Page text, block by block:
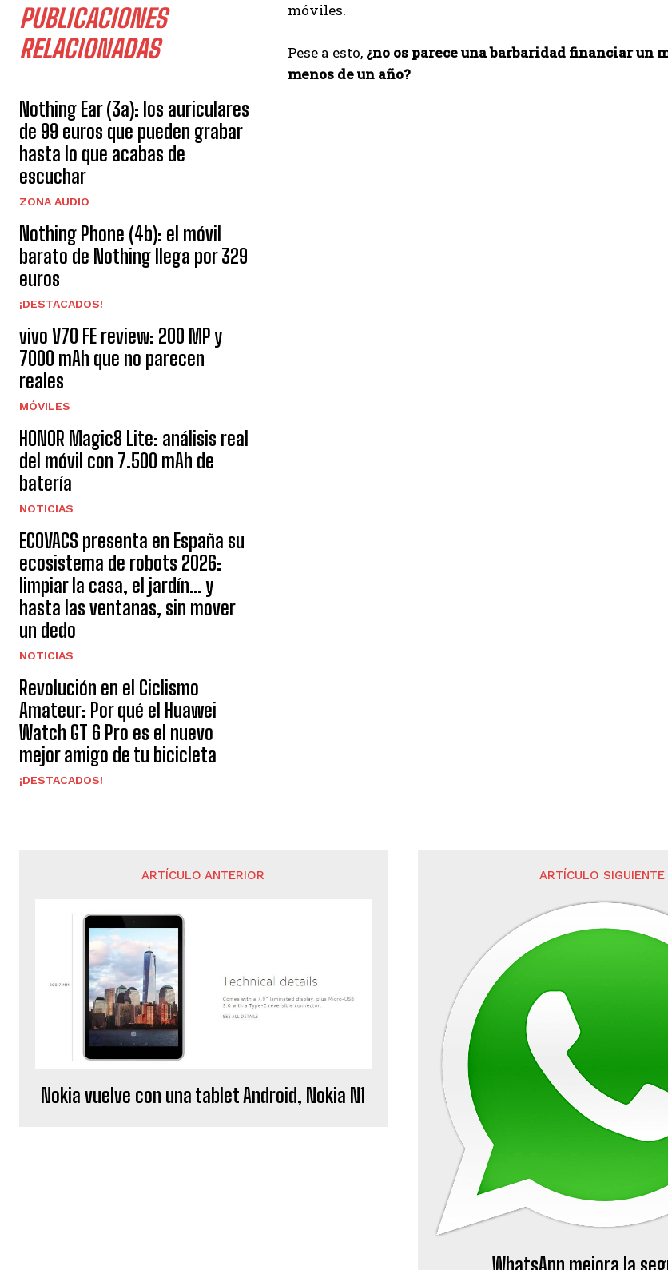
PUBLICACIONES
RELACIONADAS
Nothing Ear (3a): los auriculares
de 99 euros que pueden grabar
hasta lo que acabas de
escuchar
ZONA AUDIO
Nothing Phone (4b): el móvil
barato de Nothing llega por 329
euros
¡DESTACADOS!
vivo V70 FE review: 200 MP y
7000 mAh que no parecen
reales
MÓVILES
HONOR Magic8 Lite: análisis real
del móvil con 7.500 mAh de
batería
NOTICIAS
ECOVACS presenta en España su
ecosistema de robots 2026:
limpiar la casa, el jardín… y
hasta las ventanas, sin mover
un dedo
NOTICIAS
Revolución en el Ciclismo
Amateur: Por qué el Huawei
Watch GT 6 Pro es el nuevo
mejor amigo de tu bicicleta
¡DESTACADOS!
móviles.
Pese a esto, ¿no os parece una barbaridad financiar un
menos de un año?
ARTÍCULO ANTERIOR
Nokia vuelve con una tablet Android, Nokia N1
ARTÍCULO SIGUIENTE
WhatsApp mejora la